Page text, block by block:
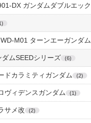
DX ガンダムダブルエッ
M01 ターンエーガンダム
ムSEEDシリーズ 6
ドカラミティガンダム 2
ヴィデンスガンダム 1
サメ改 2